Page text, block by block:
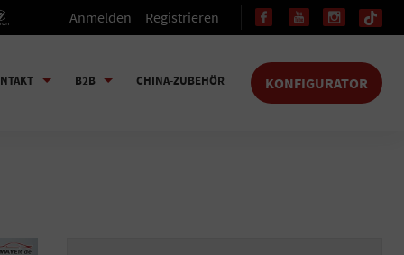
Anmelden Registrieren
B2B CHINA-ZUBEHÖR KONFIGURATOR